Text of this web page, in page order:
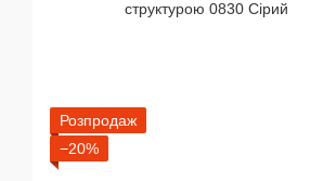
Розпродаж
−20%